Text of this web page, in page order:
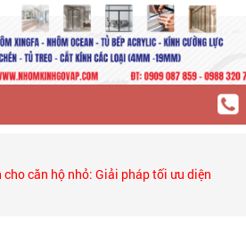
căn hộ nhỏ: Giải pháp tối ưu diện